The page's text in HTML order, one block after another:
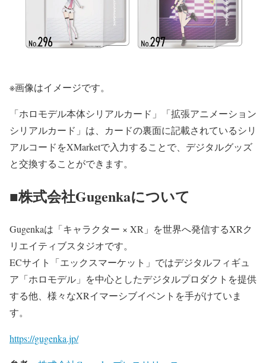
※画像はイメージです。
「ホロモデル本体シリアルカード」「拡張アニメーション
シリアルカード」は、カードの裏面に記載されているシリ
アルコードをXMarketで入力することで、デジタルグッズ
と交換することができます。
■株式会社Gugenkaについて
Gugenkaは「キャラクター × XR」を世界へ発信するXRク
リエイティブスタジオです。
ECサイト「エックスマーケット」ではデジタルフィギュ
ア「ホロモデル」を中心としたデジタルプロダクトを提供
する他、様々なXRイマーシブイベントを手がけていま
す。
https://gugenka.jp/